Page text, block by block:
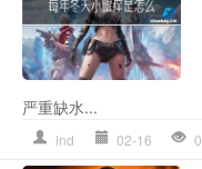
严重缺水...
lnd 02-16 0